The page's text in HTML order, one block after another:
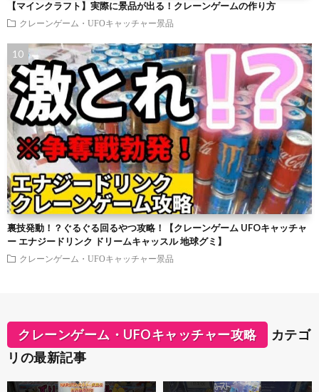
【マインクラフト】実際に景品が出る！クレーンゲームの作り方
クレーンゲーム・UFOキャッチャー景品
裏技発動！？ぐるぐる回るやつ攻略！【クレーンゲーム UFOキャッチャ
ー エナジードリンク ドリームキャッスル 地球グミ】
クレーンゲーム・UFOキャッチャー景品
クレーンゲーム・UFOキャッチャー攻略
カテゴ
リの最新記事